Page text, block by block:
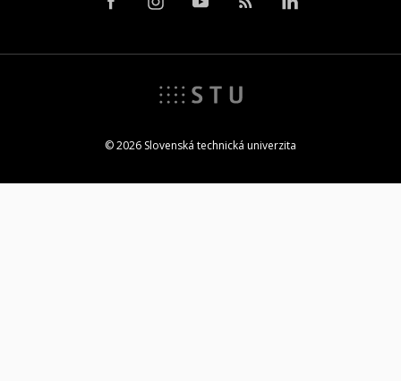
© 2026 Slovenská technická univerzita